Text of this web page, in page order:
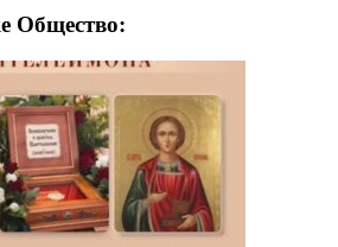
Общество: